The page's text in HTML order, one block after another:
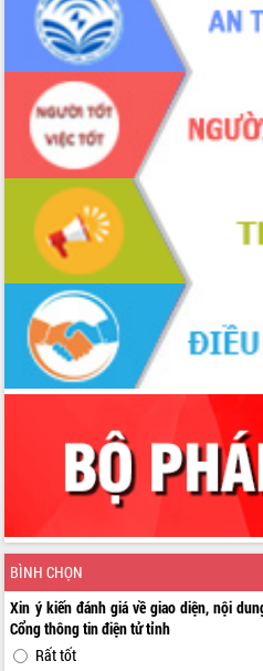
BÌNH CHỌN
Xin ý kiến đánh giá về giao diện, nội
Cổng thông tin điện tử tỉnh
Rất tốt